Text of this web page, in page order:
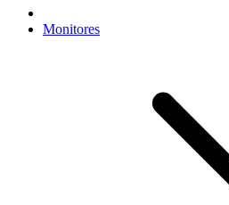
Monitores